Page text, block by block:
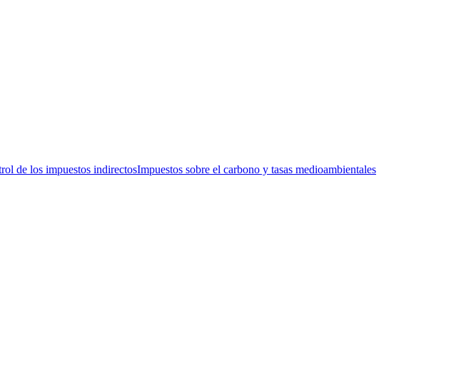
de los impuestos indirectosImpuestos sobre el carbono y tasas medioambientales